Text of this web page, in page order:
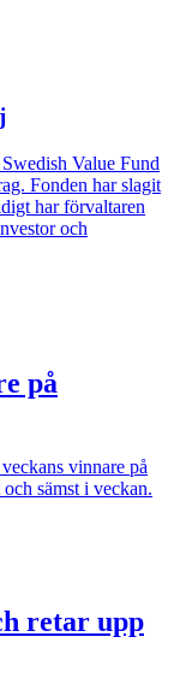
Value Fund
Fonden har slagit
har förvaltaren
och
på
vinnare på
sämst i veckan.
retar upp